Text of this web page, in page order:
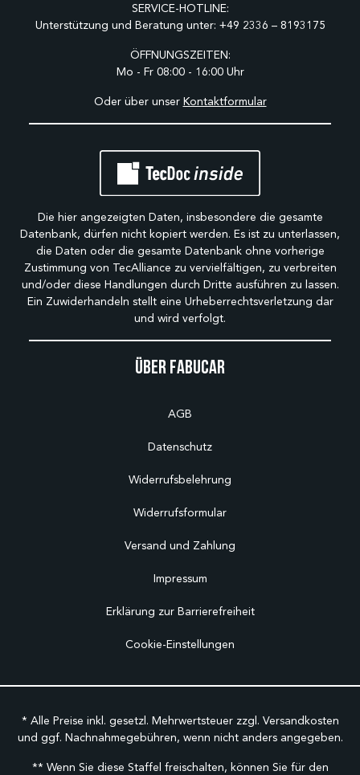
Über Fabucar
AGB
Datenschutz
Widerrufsbelehrung
Widerrufsformular
Versand und Zahlung
Impressum
Erklärung zur Barrierefreiheit
Cookie-Einstellungen
SERVICE-HOTLINE:
Unterstützung und Beratung unter: +49 2336 – 8193175
ÖFFNUNGSZEITEN:
Mo - Fr 08:00 - 16:00 Uhr
Oder über unser Kontaktformular
Die hier angezeigten Daten, insbesondere die gesamte
Datenbank, dürfen nicht kopiert werden. Es ist zu unterlassen,
die Daten oder die gesamte Datenbank ohne vorherige
Zustimmung von TecAlliance zu vervielfältigen, zu verbreiten
und/oder diese Handlungen durch Dritte ausführen zu lassen.
Ein Zuwiderhandeln stellt eine Urheberrechtsverletzung dar
und wird verfolgt.
* Alle Preise inkl. gesetzl. Mehrwertsteuer zzgl. Versandkosten
und ggf. Nachnahmegebühren, wenn nicht anders angegeben.
** Wenn Sie diese Staffel freischalten, können Sie für den